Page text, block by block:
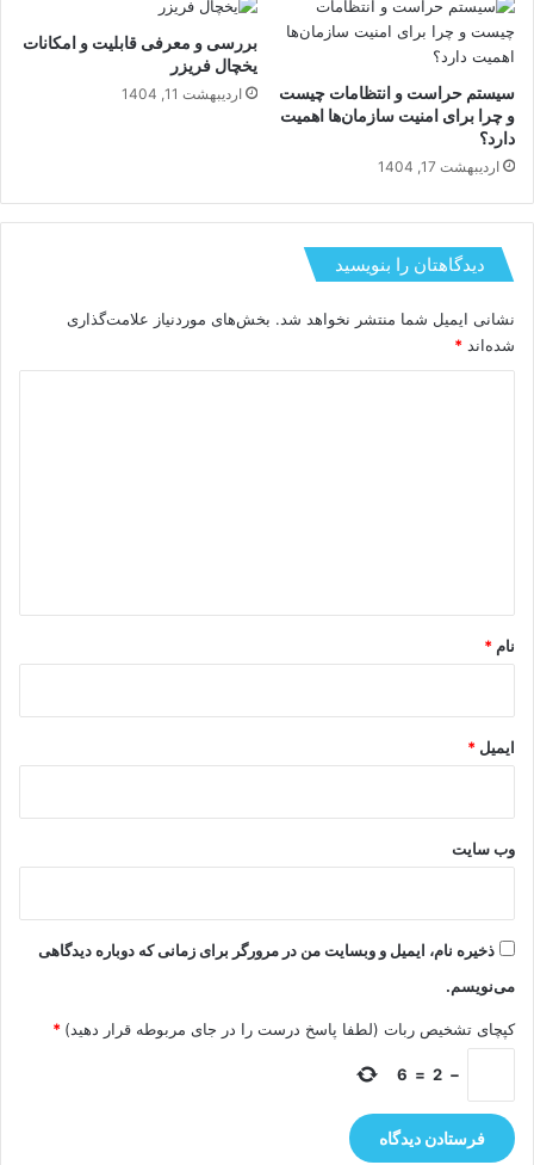
سیستم حراست و انتظامات چیست
و چرا برای امنیت سازمان‌ها اهمیت
دارد؟
اردیبهشت 17, 1404
بررسی و معرفی قابلیت و امکانات
یخچال فریزر
اردیبهشت 11, 1404
دیدگاهتان را بنویسید
نشانی ایمیل شما منتشر نخواهد شد. بخش‌های موردنیاز علامت‌گذاری
شده‌اند *
نام *
ایمیل *
وب‌ سایت
ذخیره نام، ایمیل و وبسایت من در مرورگر برای زمانی که دوباره دیدگاهی
می‌نویسم.
کپچای تشخیص ربات (لطفا پاسخ درست را در جای مربوطه قرار دهید) *
−
2
=
6